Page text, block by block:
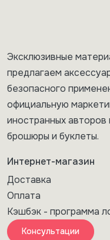
Эксклюзивные
предлагаем
безопасного
официальную
иностранных авторов
брошюры и буклеты.
Интернет-магазин
Доставка
Оплата
Кэшбэк - программа
Консультации